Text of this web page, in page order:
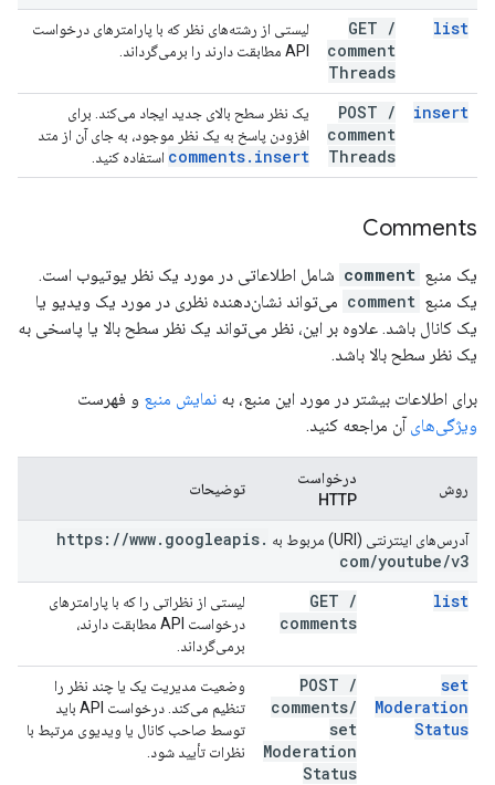
list
GET /
comment
Threads
لیستی از رشته‌های نظر که با پارامترهای درخواست
API مطابقت دارند را برمی‌گرداند.
insert
POST /
comment
Threads
یک نظر سطح بالای جدید ایجاد می‌کند. برای
افزودن پاسخ به یک نظر موجود، به جای آن از متد
comments. insert استفاده کنید.
Comments
یک منبع comment شامل اطلاعاتی در مورد یک نظر یوتیوب است.
یک منبع comment می‌تواند نشان‌دهنده نظری در مورد یک ویدیو یا
یک کانال باشد. علاوه بر این، نظر می‌تواند یک نظر سطح بالا یا پاسخی به
یک نظر سطح بالا باشد.
برای اطلاعات بیشتر در مورد این منبع، به نمایش منبع و فهرست
ویژگی‌های آن مراجعه کنید.
روش
درخواست
HTTP
توضیحات
آدرس‌های اینترنتی (URI) مربوط به https: //www. googleapis.
com/youtube/v3
list
GET /
comments
لیستی از نظراتی را که با پارامترهای
درخواست API مطابقت دارند،
برمی‌گرداند.
set
Moderation
Status
POST /
comments/
set
Moderation
Status
وضعیت مدیریت یک یا چند نظر را
تنظیم می‌کند. درخواست API باید
توسط صاحب کانال یا ویدیوی مرتبط با
نظرات تأیید شود.